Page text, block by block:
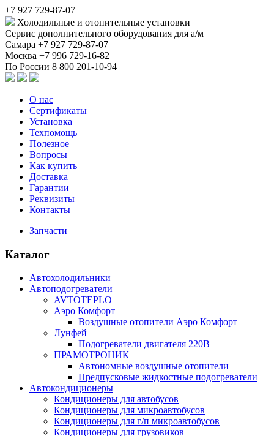
+7 927 729-87-07
Холодильные и отопительные установки
Сервис дополнительного оборудования для а/м
Самара +7 927 729-87-07
Москва +7 996 729-16-82
По России 8 800 201-10-94
О нас
Сертификаты
Установка
Техпомощь
Полезное
Вопросы
Как купить
Доставка
Гарантии
Реквизиты
Контакты
Запчасти
Каталог
Автохолодильники
Автоподогреватели
AVTOTEPLO
Аэро Комфорт
Воздушные отопители Аэро Комфорт
Лунфей
Подогреватели двигателя 220В
ПРАМОТРОНИК
Автономные воздушные отопители
Предпусковые жидкостные подогреватели
Автокондиционеры
Кондиционеры для автобусов
Кондиционеры для микроавтобусов
Кондиционеры для г/п микроавтобусов
Кондиционеры для грузовиков